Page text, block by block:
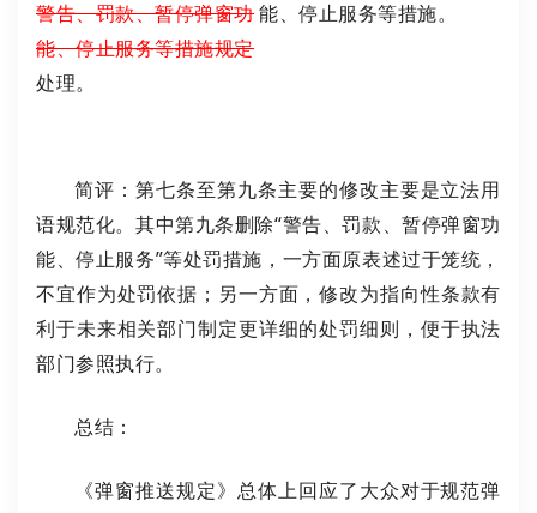
警告、罚款、暂停弹窗功
能、停止服务等措施规定
处理。
能、停止服务等措施。
简评：第七条至第九条主要的修改主要是立法用
语规范化。其中第九条删除“警告、罚款、暂停弹窗功
能、停止服务”等处罚措施，一方面原表述过于笼统，
不宜作为处罚依据；另一方面，修改为指向性条款有
利于未来相关部门制定更详细的处罚细则，便于执法
部门参照执行。
总结：
《弹窗推送规定》总体上回应了大众对于规范弹